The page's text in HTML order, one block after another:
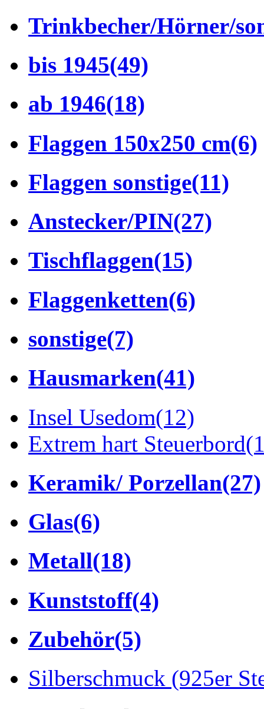
Trinkbecher/Hörner/
bis 1945(49)
ab 1946(18)
Flaggen 150x250 cm(6)
Flaggen sonstige(11)
Anstecker/PIN(27)
Tischflaggen(15)
Flaggenketten(6)
sonstige(7)
Hausmarken(41)
Insel Usedom(12)
Extrem hart Steuerbord
Keramik/ Porzellan(27)
Glas(6)
Metall(18)
Kunststoff(4)
Zubehör(5)
Silberschmuck (925er